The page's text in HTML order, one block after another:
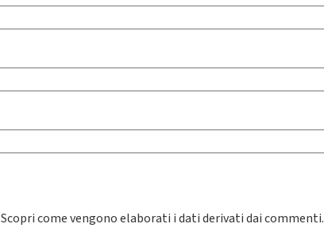
Scopri come vengono elaborati i dati derivati dai commenti.